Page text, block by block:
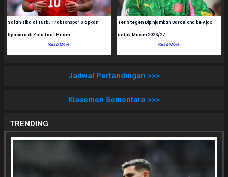
Salah Tiba di Turki, Trabzonspor Siapkan
Upacara di Kota Laut Hitam
Read More
Ter Stegen Dipinjamkan Barcelona ke Ajax
untuk Musim 2026/27
Read More
Jadwal Pertandingan >>>
Klasemen Sementara >>>
TRENDING